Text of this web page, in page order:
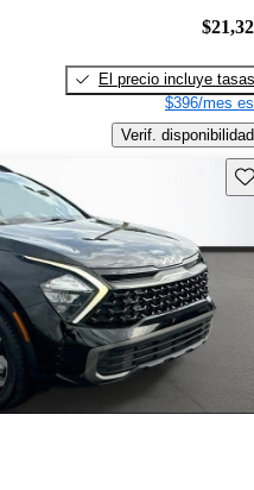
El precio incluye tasas
$396/mes
Verif. disponibilidad